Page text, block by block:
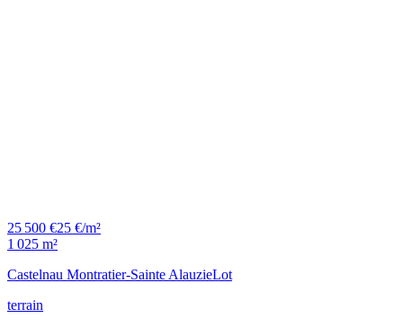
25 500 €25 €/m²
1 025 m²
Castelnau Montratier-Sainte AlauzieLot
terrain